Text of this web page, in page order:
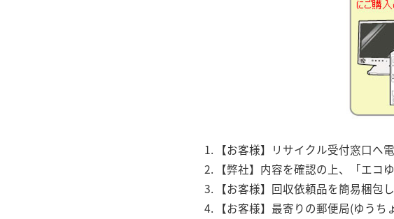
【お客様】リサイクル受付窓口へ
【弊社】内容を確認の上、「エコ
【お客様】回収依頼品を簡易梱包
【お客様】最寄りの郵便局(ゆう